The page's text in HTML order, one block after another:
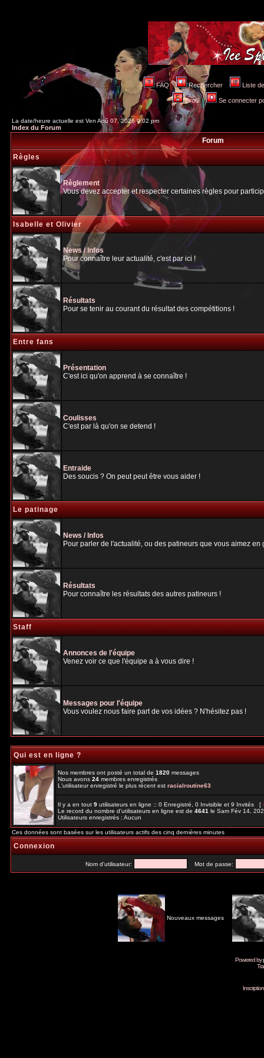
FAQ Rechercher Liste
Profil Se connecter
La date/heure actuelle est Ven Aoû 07, 2026 9:02 pm
Index du Forum
Forum
Règles
Règlement
Vous devez accepter et respecter certaines règles pour
Isabelle et Olivier
News / Infos
Pour connaître leur actualité, c'est par ici !
Résultats
Pour se tenir au courant du résultat des compétitions !
Entre fans
Présentation
C'est ici qu'on apprend à se connaître !
Coulisses
C'est par là qu'on se detend !
Entraide
Des soucis ? On peut peut être vous aider !
Le patinage
News / Infos
Pour parler de l'actualité, ou des patineurs que vous aimez
Résultats
Pour connaître les résultats des autres patineurs !
Staff
Annonces de l'équipe
Venez voir ce que l'équipe a à vous dire !
Messages pour l'équipe
Vous voulez nous faire part de vos idées ? N'hésitez pas !
Qui est en ligne ?
Nos membres ont posté un total de1820messages
Nous avons24membres enregistrés
L'utilisateur enregistré le plus récent estracialroutine63
Il y a en tout9utilisateurs en ligne :: 0 Enregistré, 0 Invisible et 9 Invités [
Le record du nombre d'utilisateurs en ligne est de4641le Sam Fév 14,
Utilisateurs enregistrés : Aucun
Ces données sont basées sur les utilisateurs actifs des cinq dernières minutes
Connexion
Nom d'utilisateur: Mot de passe:
Nouveaux messages
Powered by